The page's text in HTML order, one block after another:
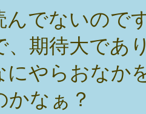
んでないので
、期待大であ
にやらおなか
かなぁ？